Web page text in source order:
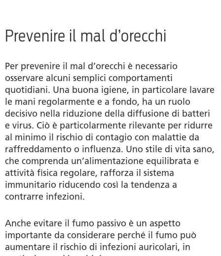
Prevenire il mal d’orecchi
Per prevenire il mal d’orecchi è necessario
osservare alcuni semplici comportamenti
quotidiani. Una buona igiene, in particolare lavare
le mani regolarmente e a fondo, ha un ruolo
decisivo nella riduzione della diffusione di batteri
e virus. Ciò è particolarmente rilevante per ridurre
al minimo il rischio di contagio con malattie da
raffreddamento o influenza. Uno stile di vita sano,
che comprenda un’alimentazione equilibrata e
attività fisica regolare, rafforza il sistema
immunitario riducendo così la tendenza a
contrarre infezioni.
Anche evitare il fumo passivo è un aspetto
importante da considerare perché il fumo può
aumentare il rischio di infezioni auricolari, in